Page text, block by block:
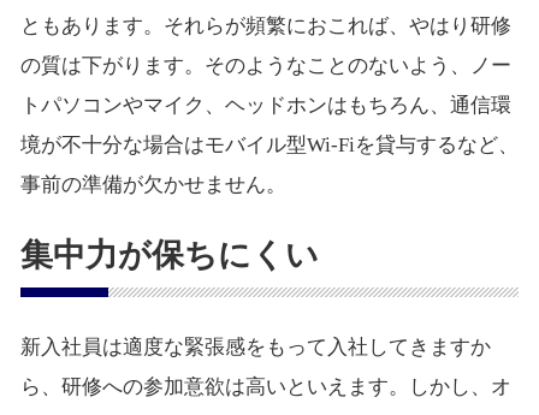
ともあります。それらが頻繁におこれば、やはり研修
の質は下がります。そのようなことのないよう、ノー
トパソコンやマイク、ヘッドホンはもちろん、通信環
境が不十分な場合はモバイル型Wi-Fiを貸与するなど、
事前の準備が欠かせません。
集中力が保ちにくい
新入社員は適度な緊張感をもって入社してきますか
ら、研修への参加意欲は高いといえます。しかし、オ